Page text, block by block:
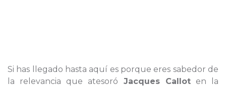
Si has llegado hasta aquí es porque eres sabedor de
la relevancia que atesoró Jacques Calloten la